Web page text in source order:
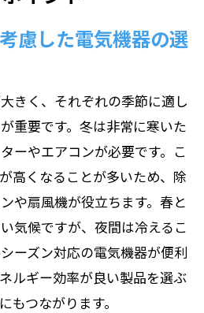
野県の生活を快適にする方
技術とその利便性
を作るエアコンの選び方
源管理システム
境を活かしたエネルギー
機器
器で生活空間を明るく
を実現する最新調理家電
すめの電気機器とその特
慮した電気機器の選
きく、それぞれの季節に適し
重要です。冬は非常に寒いた
ーやエアコンが必要です。こ
高くなることが多いため、除
や扇風機が役立ちます。春と
気候ですが、夜間は冷えるこ
ーズン対応の電気機器が便利
ルギー効率が良い製品を選ぶ
もつながります。